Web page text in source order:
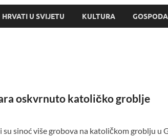
HRVATI U SVIJETU KULTURA
oskvrnuto katoličko groblje
sinoć više grobova na katoličkom groblju u